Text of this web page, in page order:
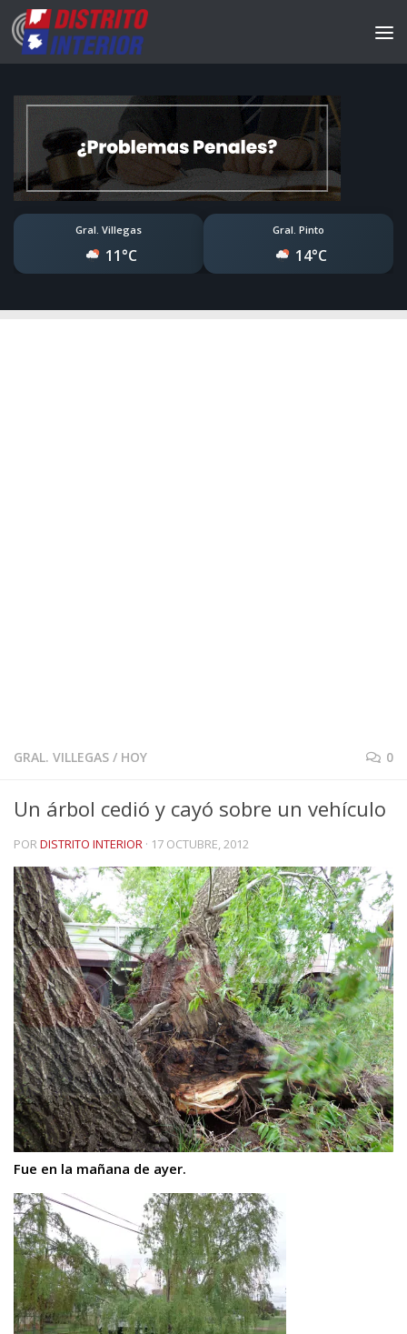
Gral. Villegas
11°C
Gral. Pinto
14°C
GRAL. VILLEGAS / HOY 0
Un árbol cedió y cayó sobre un vehículo
PORDISTRITO INTERIOR · 17 OCTUBRE, 2012
Fue en la mañana de ayer.